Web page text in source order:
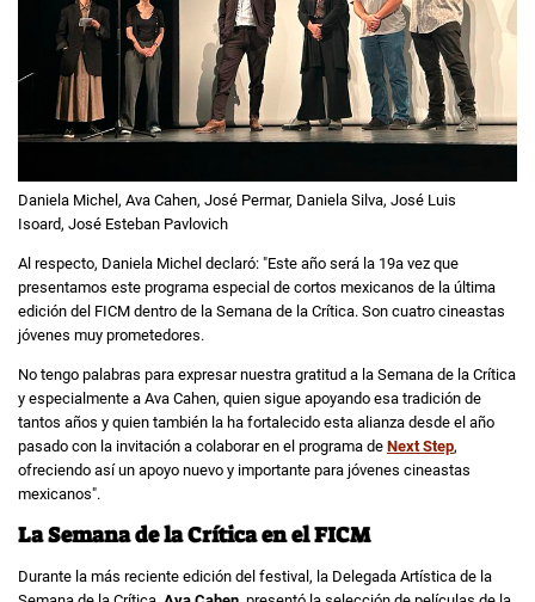
Daniela Michel, Ava Cahen, José Permar, Daniela Silva, José Luis
Isoard, José Esteban Pavlovich
Al respecto, Daniela Michel declaró: "Este año será la 19a vez que
presentamos este programa especial de cortos mexicanos de la última
edición del FICM dentro de la Semana de la Crítica. Son cuatro cineastas
jóvenes muy prometedores.
No tengo palabras para expresar nuestra gratitud a la Semana de la Crítica
y especialmente a Ava Cahen, quien sigue apoyando esa tradición de
tantos años y quien también la ha fortalecido esta alianza desde el año
pasado con la invitación a colaborar en el programa de NextStep,
ofreciendo así un apoyo nuevo y importante para jóvenes cineastas
mexicanos".
La Semana de la Crítica en el FICM
Durante la más reciente edición del festival, la Delegada Artística de la